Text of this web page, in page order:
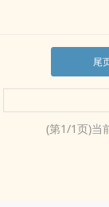
尾
(第1/1页)当